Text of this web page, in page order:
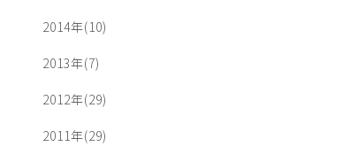
2014年(10)
2013年(7)
2012年(29)
2011年(29)